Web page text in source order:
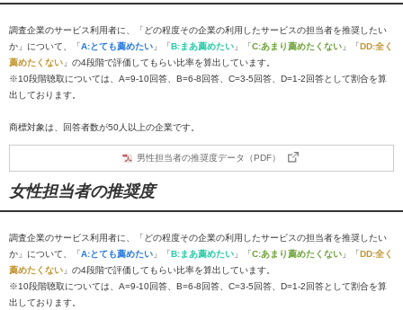
調査企業のサービス利用者に、「どの程度その企業の利用したサービスの担当者を推奨したい
か」について、「A:とても薦めたい 」「B:まあ薦めたい 」「C:あまり薦めたくない 」「DD:全く
薦めたくない 」の4段階で評価してもらい比率を算出しています。
※10段階聴取については、A=9-10回答、B=6-8回答、C=3-5回答、D=1-2回答として割合を算
出しております。
商標対象は、回答者数が50人以上の企業です。
男性担当者の推奨度データ（PDF）
女性担当者の推奨度
調査企業のサービス利用者に、「どの程度その企業の利用したサービスの担当者を推奨したい
か」について、「A:とても薦めたい 」「B:まあ薦めたい 」「C:あまり薦めたくない 」「DD:全く
薦めたくない 」の4段階で評価してもらい比率を算出しています。
※10段階聴取については、A=9-10回答、B=6-8回答、C=3-5回答、D=1-2回答として割合を算
出しております。